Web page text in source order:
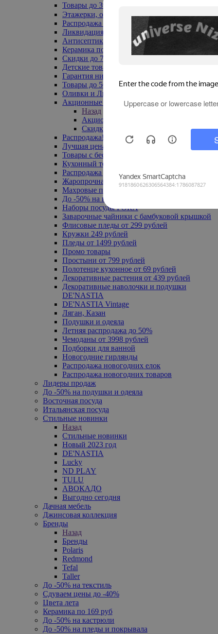
Товары до 399₽
Этажерки, обувницы
Распродажа текстиля до -50%
Ликвидация до -70%
Антисептики
Керамика по 129 руб
Скидки до 70%
Детские товары
Гарантия низкой цены
Товары до 500 руб
Оливки и Лимоны
Акционные товары
Назад
Акционные товары
Скидка 20% по промокоду
Распродажа! Ульяновск до -70%
Лучшая цена
Товары с бесплатной доставкой
Кухонный текстиль
Распродажа до -50%
Жаропрочная посуда
Махровые полотенца
До -50% на ковры
Наборы посуды FORA
Заварочные чайники с бамбуковой крышкой
Флисовые пледы от 299 рублей
Кружки 249 рублей
Пледы от 1499 рублей
Промо товары
Простыни от 799 рублей
Полотенце кухонное от 69 рублей
Декоративные растения от 439 рублей
Декоративные наволочки и подушки
DE'NASTIA
DE'NASTIA Vintage
Ляган, Казан
Подушки и одеяла
Летняя распродажа до 50%
Чемоданы от 3998 рублей
Подборки для ванной
Новогодние гирлянды
Распродажа новогодних елок
Распродажа новогодних товаров
Лидеры продаж
До -50% на подушки и одеяла
Восточная посуда
Итальянская посуда
Стильные новинки
Назад
Стильные новинки
Новый 2023 год
DE'NASTIA
Lucky
ND PLAY
TULU
АВОКАДО
Выгодно сегодня
Дачная мебель
Джинсовая коллекция
Бренды
Назад
Бренды
Polaris
Redmond
Tefal
Taller
До -50% на текстиль
Сдуваем цены до -40%
Цвета лета
Керамика по 169 руб
До -50% на кастрюли
До -50% на пледы и покрывала